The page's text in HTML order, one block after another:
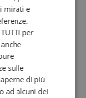
125
Kw
mirati e
per
sulle
di più
ad alcuni dei